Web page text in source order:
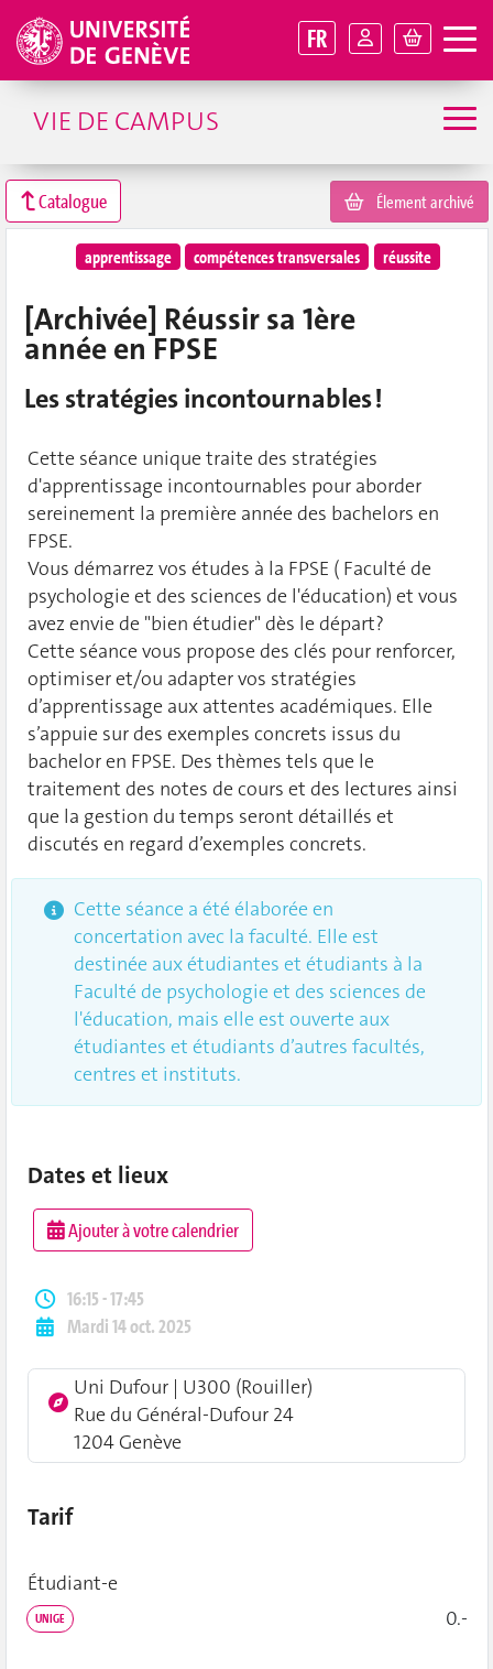
FR
VIE DE CAMPUS
Catalogue Élement archivé
apprentissage compétences transversales réussite
[Archivée] Réussir sa 1ère
année en FPSE
Les stratégies incontournables !
Cette séance unique traite des stratégies
d'apprentissage incontournables pour aborder
sereinement la première année des bachelors en
FPSE.
Vous démarrez vos études à la FPSE ( Faculté de
psychologie et des sciences de l'éducation) et vous
avez envie de "bien étudier" dès le départ?
Cette séance vous propose des clés pour renforcer,
optimiser et/ou adapter vos stratégies
d’apprentissage aux attentes académiques. Elle
s’appuie sur des exemples concrets issus du
bachelor en FPSE. Des thèmes tels que le
traitement des notes de cours et des lectures ainsi
que la gestion du temps seront détaillés et
discutés en regard d’exemples concrets.
Cette séance a été élaborée en
concertation avec la faculté. Elle est
destinée aux étudiantes et étudiants à la
Faculté de psychologie et des sciences de
l'éducation, mais elle est ouverte aux
étudiantes et étudiants d’autres facultés,
centres et instituts.
Dates et lieux
Ajouter à votre calendrier
16:15 - 17:45
Mardi 14 oct. 2025
Uni Dufour | U300 (Rouiller)
Rue du Général-Dufour 24
1204 Genève
Tarif
Étudiant‑e
UNIGE 0.-